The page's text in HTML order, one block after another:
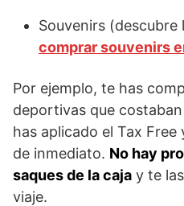
Souvenirs (descubre
comprar souvenirs
Por ejemplo, te has
deportivas que
has aplicado el Tax
de inmediato. No hay
saques de la caja y te
viaje.